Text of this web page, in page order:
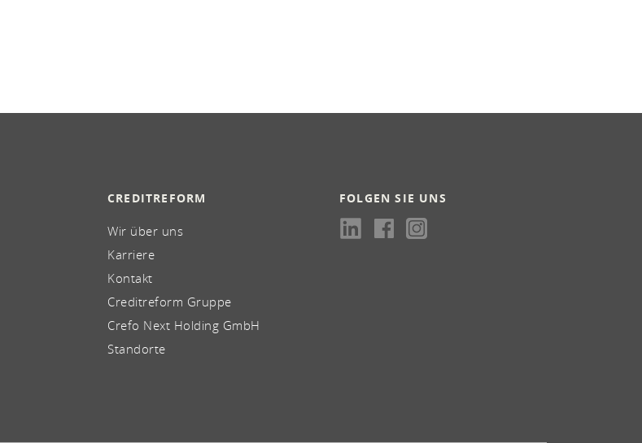
CREDITREFORM
Wir über uns
Karriere
Kontakt
Creditreform Gruppe
Crefo Next Holding GmbH
Standorte
FOLGEN SIE UNS